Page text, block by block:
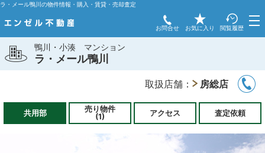
ラ・メール鴨川の物件情報・購入・賃貸・売却査定
お問合せ お気に入り 閲覧履歴
鴨川・小湊 マンション
ラ・メール鴨川
取扱店舗： 房総店
共用部
売り物件
(1)
アクセス 査定依頼